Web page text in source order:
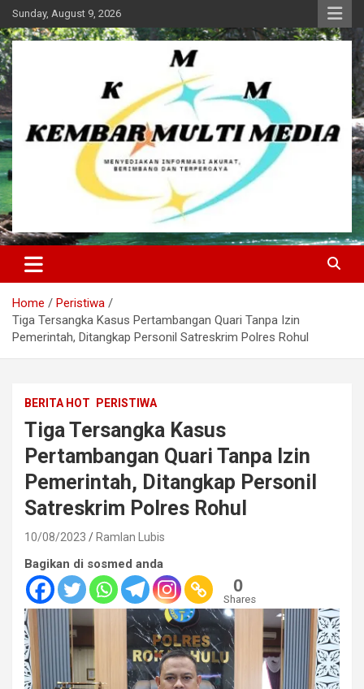
Skip
to
content
Sunday, August 9, 2026
Kembar Multi Media
Home
Peristiwa
Tiga Tersangka Kasus Pertambangan Quari Tanpa Izin
Pemerintah, Ditangkap Personil Satreskrim Polres Rohul
BERITA HOT PERISTIWA
Tiga Tersangka Kasus
Pertambangan Quari Tanpa Izin
Pemerintah, Ditangkap Personil
Satreskrim Polres Rohul
10/08/2023 Ramlan Lubis
Bagikan di sosmed anda
0
Shares